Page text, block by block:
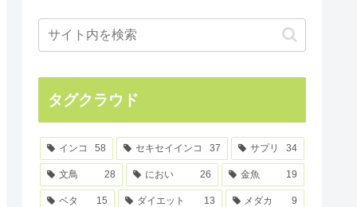
タグクラウド
インコ 58 セキセイインコ 37 サプリ 34
文鳥 28 におい 26 金魚 19
ベタ 15 ダイエット 13 メダカ 9